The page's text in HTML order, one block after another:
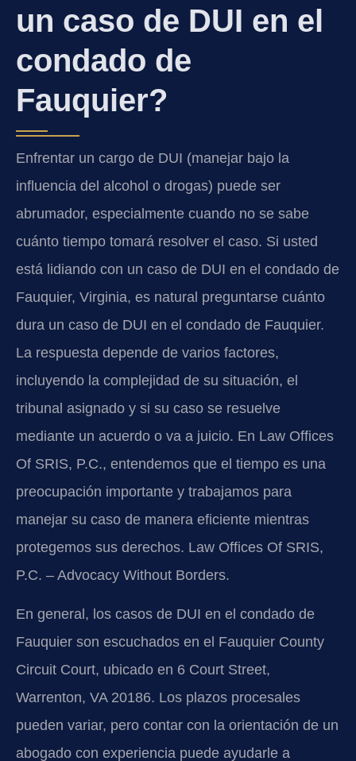
un caso de DUI en el
condado de
Fauquier?
Enfrentar un cargo de DUI (manejar bajo la
influencia del alcohol o drogas) puede ser
abrumador, especialmente cuando no se sabe
cuánto tiempo tomará resolver el caso. Si usted
está lidiando con un caso de DUI en el condado de
Fauquier, Virginia, es natural preguntarse cuánto
dura un caso de DUI en el condado de Fauquier.
La respuesta depende de varios factores,
incluyendo la complejidad de su situación, el
tribunal asignado y si su caso se resuelve
mediante un acuerdo o va a juicio. En Law Offices
Of SRIS, P.C., entendemos que el tiempo es una
preocupación importante y trabajamos para
manejar su caso de manera eficiente mientras
protegemos sus derechos. Law Offices Of SRIS,
P.C. – Advocacy Without Borders.
En general, los casos de DUI en el condado de
Fauquier son escuchados en el Fauquier County
Circuit Court, ubicado en 6 Court Street,
Warrenton, VA 20186. Los plazos procesales
pueden variar, pero contar con la orientación de un
abogado con experiencia puede ayudarle a